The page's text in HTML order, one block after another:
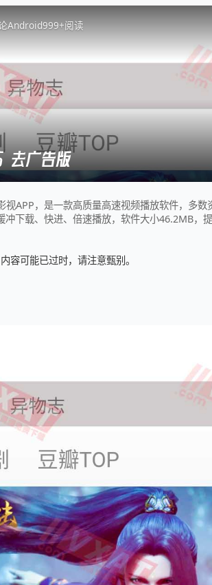
Android999+阅读
去广告版
视APP，是一款高质量高速视频播放软件，多
下载、快进、倍速播放，软件大小46.2MB，
容可能已过时，请注意甄别。